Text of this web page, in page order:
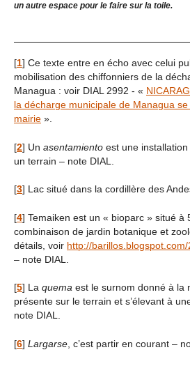
un autre espace pour le faire sur la toile.
[1] Ce texte entre en écho avec celui
mobilisation des chiffonniers de la
Managua : voir DIAL 2992 - «
la décharge municipale de Managua
mairie ».
[2] Un asentamiento est une
un terrain – note DIAL.
[3] Lac situé dans la cordillère des
[4] Temaiken est un « bioparc » situé à
combinaison de jardin botanique et
détails, voir http://
– note DIAL.
[5] La quema est le surnom donné à la
présente sur le terrain et s’élevant à
note DIAL.
[6] Largarse , c’est partir en courant –